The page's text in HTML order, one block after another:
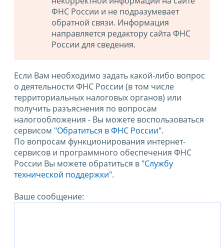
ФНС России и не подразумевает
обратной связи. Информация
направляется редактору сайта ФНС
России для сведения.
Если Вам необходимо задать какой-либо вопрос
о деятельности ФНС России (в том числе
территориальных налоговых органов) или
получить разъяснения по вопросам
налогообложения - Вы можете воспользоваться
сервисом "Обратиться в ФНС России".
По вопросам функционирования интернет-
сервисов и программного обеспечения ФНС
России Вы можете обратиться в "Службу
технической поддержки".
Ваше сообщение: